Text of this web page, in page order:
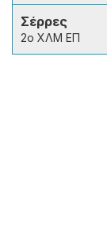
Σέρρες
2ο ΧΛΜ ΕΠ